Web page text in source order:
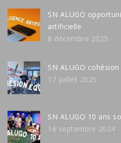
SN ALUGO
artificielle
8 décembre 2025
SN ALUGO cohésion
17 juillet 2025
SN ALUGO 10 ans
16 septembre 2024